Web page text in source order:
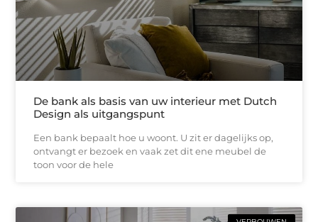
De bank als basis van uw interieur met Dutch
Design als uitgangspunt
Een bank bepaalt hoe u woont. U zit er dagelijks op,
ontvangt er bezoek en vaak zet dit ene meubel de
toon voor de hele